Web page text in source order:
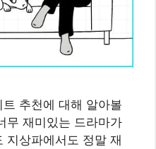
추천에 대해 알아볼
무 재미있는 드라마가
지상파에서도 정말 재